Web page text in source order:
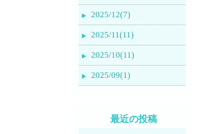
2025/12(7)
2025/11(11)
2025/10(11)
2025/09(1)
最近の投稿